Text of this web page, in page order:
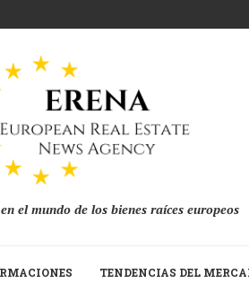
el mundo de los bienes raíces europeos
TENDENCIAS DEL